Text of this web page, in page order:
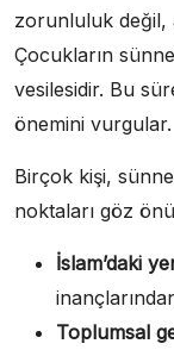
zorunluluk değil,
Çocukların
vesilesidir. Bu
önemini vurgular.
Birçok kişi,
noktaları göz
İslam’daki
Toplumsal